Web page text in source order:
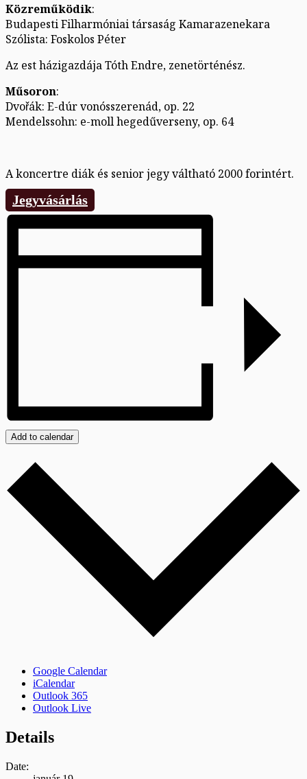
Közreműködik:
Budapesti Filharmóniai társaság Kamarazenekara
Szólista: Foskolos Péter
Az est házigazdája Tóth Endre, zenetörténész.
Műsoron:
Dvořák: E-dúr vonósszerenád, op. 22
Mendelssohn: e-moll hegedűverseny, op. 64
A koncertre diák és senior jegy váltható 2000 forintért.
Jegyvásárlás
Add to calendar
Google Calendar
iCalendar
Outlook 365
Outlook Live
Details
Date: